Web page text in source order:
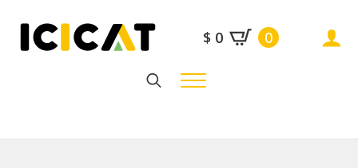
$ 0 0